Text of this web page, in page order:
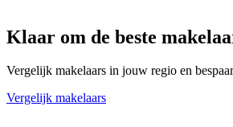
Klaar om de beste
Vergelijk makelaars in jouw regio en
Vergelijk makelaars